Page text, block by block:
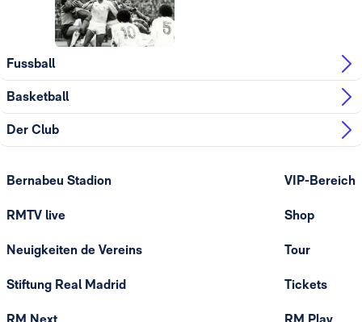
Fussball
Basketball
Der Club
Bernabeu Stadion
RMTV live
Neuigkeiten de Vereins
Stiftung Real Madrid
RM Next
VIP-Bereich
Shop
Tour
Tickets
RM Play